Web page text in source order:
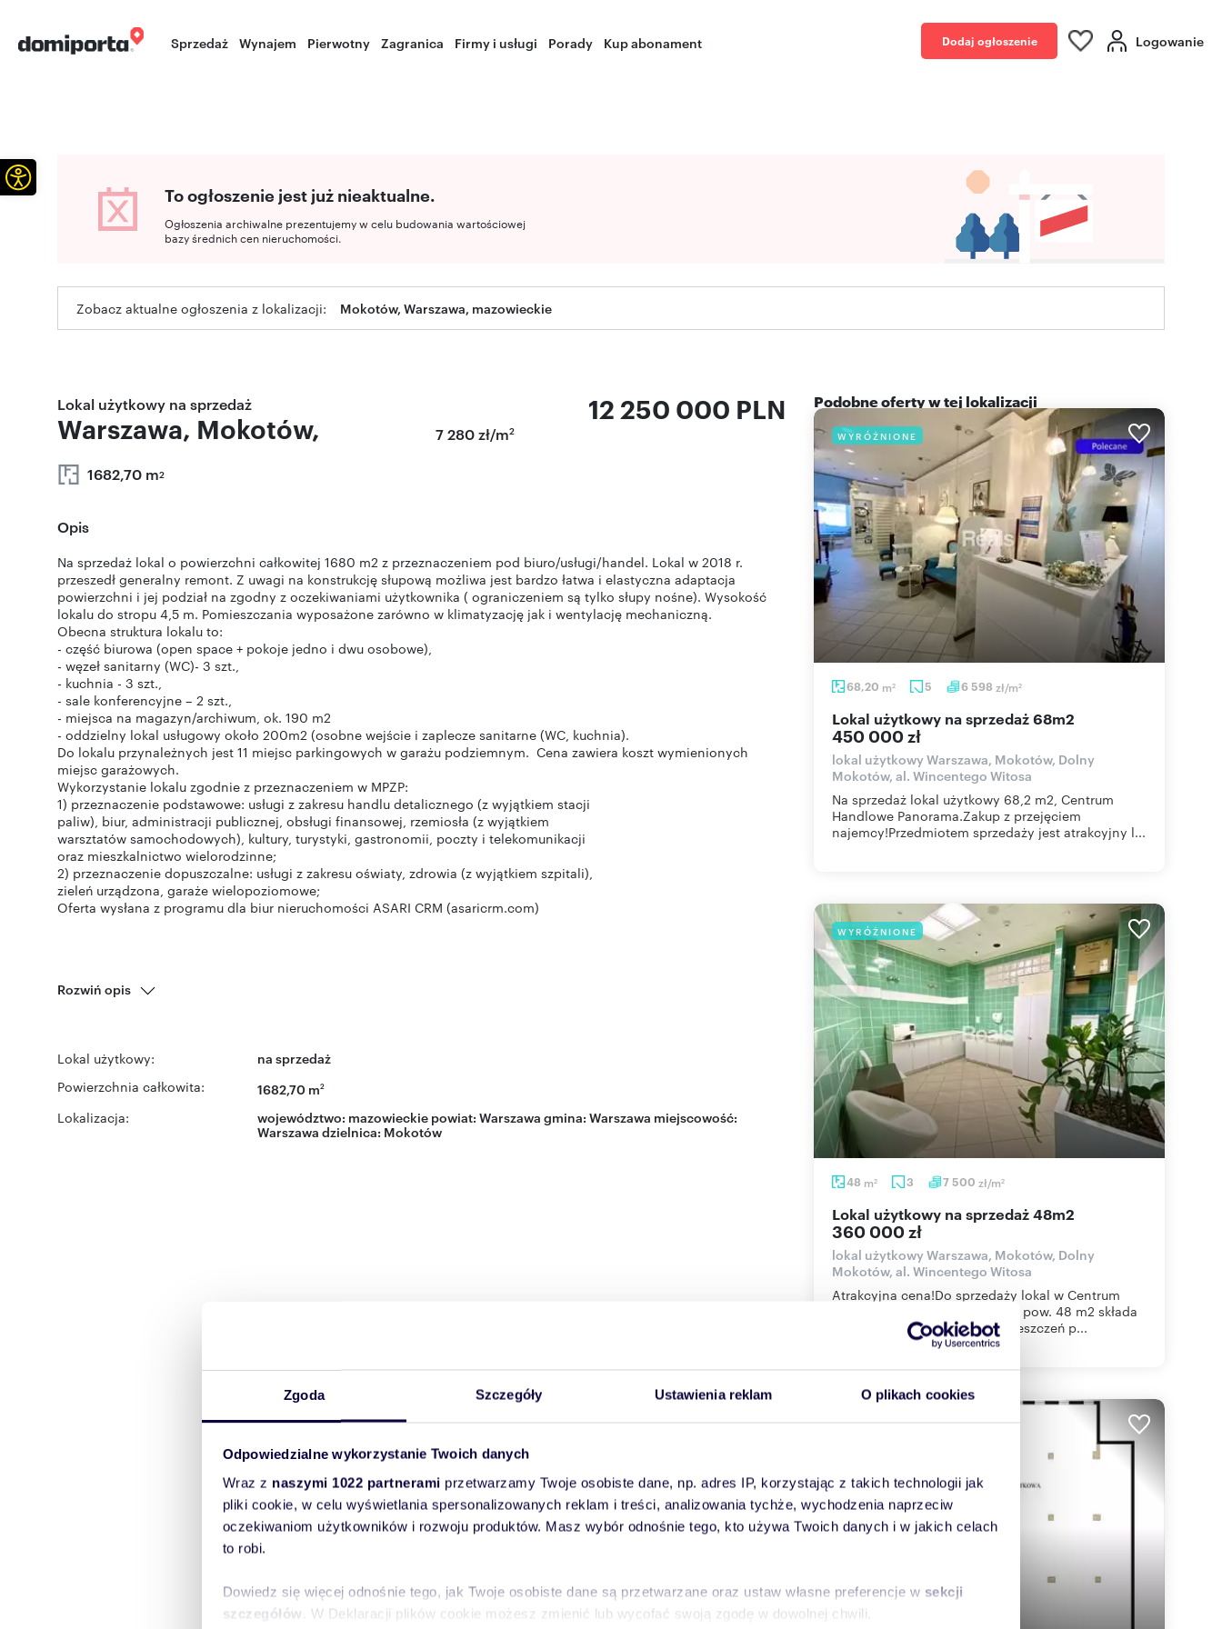
Zgoda Szczegóły Ustawienia reklam O plikach cookies
Odpowiedzialne wykorzystanie Twoich danych
Wraz z naszymi 1022 partnerami przetwarzamy Twoje osobiste dane, np. adres IP, korzystając z takich technologii jak
pliki cookie, w celu wyświetlania spersonalizowanych reklam i treści, analizowania tychże, wychodzenia naprzeciw
oczekiwaniom użytkowników i rozwoju produktów. Masz wybór odnośnie tego, kto używa Twoich danych i w jakich celach
to robi.
Dowiedz się więcej odnośnie tego, jak Twoje osobiste dane są przetwarzane oraz ustaw własne preferencje w sekcji
szczegółów . W Deklaracji plików cookie możesz zmienić lub wycofać swoją zgodę w dowolnej chwili.
Sprzedaż Wynajem Pierwotny Zagranica Firmy i usługi Porady Kup abonament Dodaj ogłoszenie Logowanie
To ogłoszenie jest już nieaktualne.
Ogłoszenia archiwalne prezentujemy w celu budowania wartościowej
bazy średnich cen nieruchomości.
Zobacz aktualne ogłoszenia z lokalizacji: Mokotów, Warszawa, mazowieckie
Lokal użytkowy na sprzedaż
Warszawa, Mokotów,
1682,70 m2
12 250 000 PLN
7 280 zł/m2
Opis
Na sprzedaż lokal o powierzchni całkowitej 1680 m2 z przeznaczeniem pod biuro/usługi/handel. Lokal w 2018 r.
przeszedł generalny remont. Z uwagi na konstrukcję słupową możliwa jest bardzo łatwa i elastyczna adaptacja
powierzchni i jej podział na zgodny z oczekiwaniami użytkownika ( ograniczeniem są tylko słupy nośne). Wysokość
lokalu do stropu 4,5 m. Pomieszczania wyposażone zarówno w klimatyzację jak i wentylację mechaniczną.
Obecna struktura lokalu to:
- część biurowa (open space + pokoje jedno i dwu osobowe),
- węzeł sanitarny (WC)- 3 szt.,
- kuchnia - 3 szt.,
- sale konferencyjne – 2 szt.,
- miejsca na magazyn/archiwum, ok. 190 m2
- oddzielny lokal usługowy około 200m2 (osobne wejście i zaplecze sanitarne (WC, kuchnia).
Do lokalu przynależnych jest 11 miejsc parkingowych w garażu podziemnym. Cena zawiera koszt wymienionych
miejsc garażowych.
Wykorzystanie lokalu zgodnie z przeznaczeniem w MPZP:
1) przeznaczenie podstawowe: usługi z zakresu handlu detalicznego (z wyjątkiem stacji
paliw), biur, administracji publicznej, obsługi finansowej, rzemiosła (z wyjątkiem
warsztatów samochodowych), kultury, turystyki, gastronomii, poczty i telekomunikacji
oraz mieszkalnictwo wielorodzinne;
2) przeznaczenie dopuszczalne: usługi z zakresu oświaty, zdrowia (z wyjątkiem szpitali),
zieleń urządzona, garaże wielopoziomowe;
Oferta wysłana z programu dla biur nieruchomości ASARI CRM (asaricrm.com)
Rozwiń opis
Lokal użytkowy: na sprzedaż
Powierzchnia całkowita: 1682,70 m2
Lokalizacja: województwo: mazowieckie powiat: Warszawa gmina: Warszawa miejscowość:
Warszawa dzielnica: Mokotów
Podobne oferty w tej lokalizacji
WYRÓŻNIONE
68,20 m2 5 6 598 zł/m2
lokal użytkowy na sprzedaż 68m2
450 000 zł
lokal użytkowy Warszawa, Mokotów, Dolny
Mokotów, al. Wincentego Witosa
Na sprzedaż lokal użytkowy 68,2 m2, Centrum
Handlowe Panorama.Zakup z przejęciem
najemcy!Przedmiotem sprzedaży jest atrakcyjny l...
WYRÓŻNIONE
48 m2 3 7 500 zł/m2
lokal użytkowy na sprzedaż 48m2
360 000 zł
lokal użytkowy Warszawa, Mokotów, Dolny
Mokotów, al. Wincentego Witosa
Atrakcyjna cena!Do sprzedaży lokal w Centrum
Handlowym Panorama.Lokal o pow. 48 m2 składa
się z trzech oddzielnych pomieszczeń p...
Otwórz pasek narzędzi